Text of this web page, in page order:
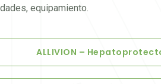
equipamiento.
ALLIVION –